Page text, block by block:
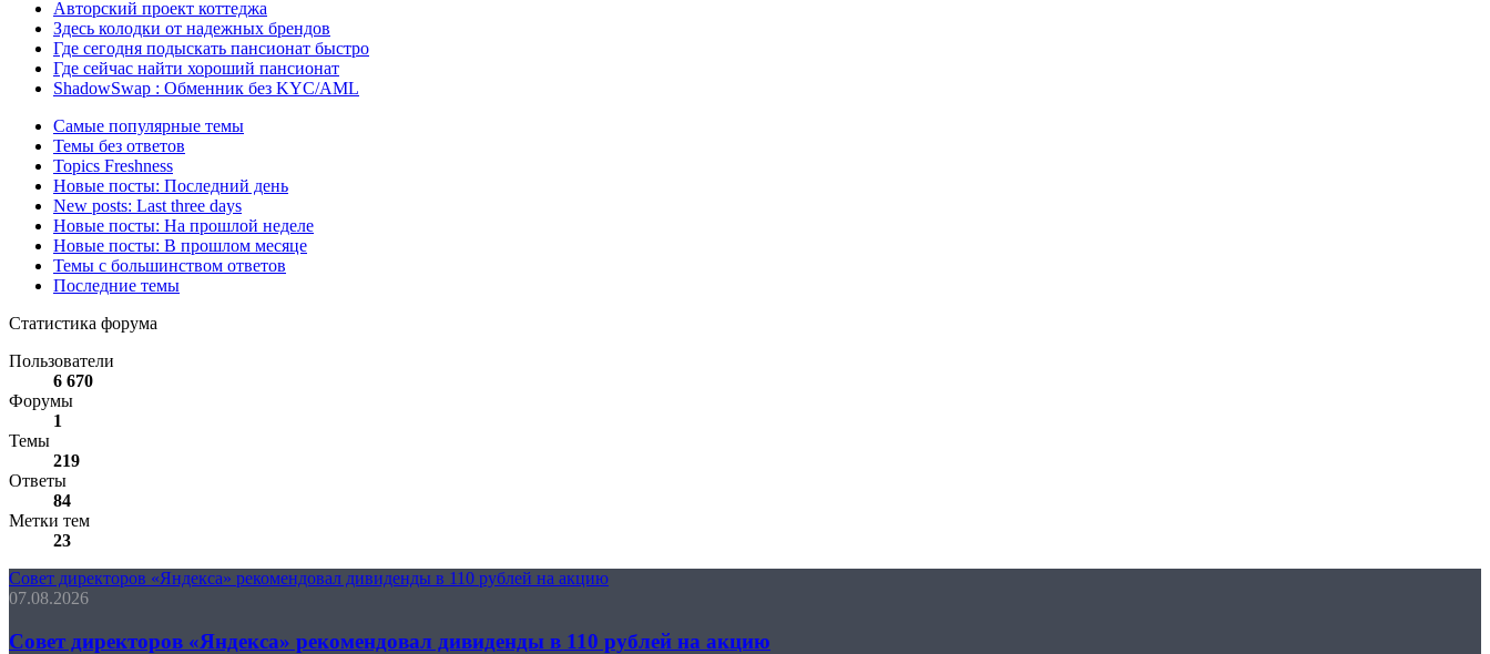
Авторский проект коттеджа
Здесь колодки от надежных брендов
Где сегодня подыскать пансионат быстро
Где сейчас найти хороший пансионат
ShadowSwap : Обменник без KYC/AML
Самые популярные темы
Темы без ответов
Topics Freshness
Новые посты: Последний день
New posts: Last three days
Новые посты: На прошлой неделе
Новые посты: В прошлом месяце
Темы с большинством ответов
Последние темы
Статистика форума
Пользователи
6 670
Форумы
1
Темы
219
Ответы
84
Метки тем
23
Совет директоров «Яндекса» рекомендовал дивиденды в 110 рублей на акцию
07.08.2026
Совет директоров «Яндекса» рекомендовал дивиденды в 110 рублей на акцию